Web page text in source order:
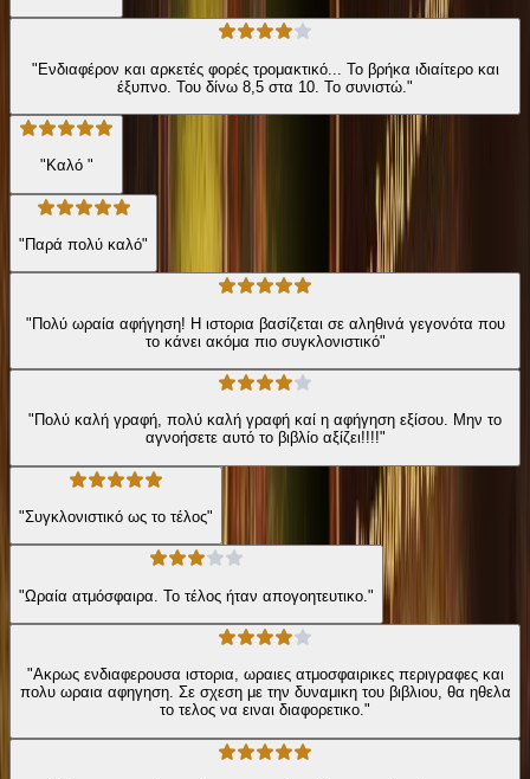
"Ενδιαφέρον και αρκετές φορές τρομακτικό... Το βρήκα ιδιαίτερο και
έξυπνο. Του δίνω 8,5 στα 10. Το συνιστώ."
"Καλό "
"Παρά πολύ καλό"
"Πολύ ωραία αφήγηση! Η ιστορια βασίζεται σε αληθινά γεγονότα που
το κάνει ακόμα πιο συγκλονιστικό"
"Πολύ καλή γραφή, πολύ καλή γραφή καί η αφήγηση εξίσου. Μην το
αγνοήσετε αυτό το βιβλίο αξίζει!!!!"
"Συγκλονιστικό ως το τέλος"
"Ωραία ατμόσφαιρα. Το τέλος ήταν απογοητευτικο."
"Ακρως ενδιαφερουσα ιστορια, ωραιες ατμοσφαιρικες περιγραφες και
πολυ ωραια αφηγηση. Σε σχεση με την δυναμικη του βιβλιου, θα ηθελα
το τελος να ειναι διαφορετικο."